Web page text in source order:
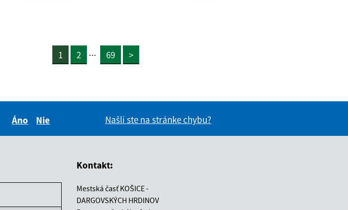
1 2 ... 69 >
Áno
Nie
Našli ste na stránke chybu?
Kontakt:
Mestská časť KOŠICE -
DARGOVSKÝCH HRDINOV